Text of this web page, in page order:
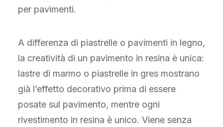
per pavimenti.
A differenza di piastrelle o pavimenti in legno,
la creatività di un pavimento in resina è unica:
lastre di marmo o piastrelle in gres mostrano
già l’effetto decorativo prima di essere
posate sul pavimento, mentre ogni
rivestimento in resina è unico. Viene senza